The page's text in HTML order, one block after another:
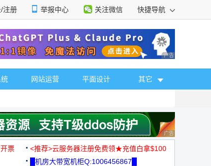
注册 举报中心 关注微信 快捷导航
广告 商业广告，理
网站运营 平面设计 其它
广告 商业广告，理
票
<推荐>云服务器注册免费领★充值白拿$100
█机房大带宽机柜Q:1006456867█